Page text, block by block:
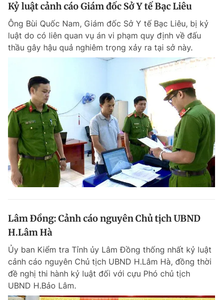
Kỷ luật cảnh cáo Giám đốc Sở Y tế Bạc Liêu
Ông Bùi Quốc Nam, Giám đốc Sở Y tế Bạc Liêu, bị kỷ
luật do có liên quan vụ án vi phạm quy định về đấu
thầu gây hậu quả nghiêm trọng xảy ra tại sở này.
Lâm Đồng: Cảnh cáo nguyên Chủ tịch UBND
H.Lâm Hà
Ủy ban Kiểm tra Tỉnh ủy Lâm Đồng thống nhất kỷ luật
cảnh cáo nguyên Chủ tịch UBND H.Lâm Hà, đồng thời
đề nghị thi hành kỷ luật đối với cựu Phó chủ tịch
UBND H.Bảo Lâm.